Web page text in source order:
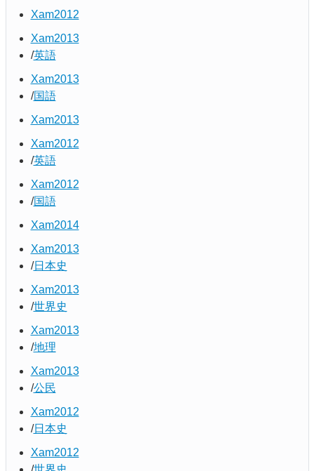
Xam2012
Xam2013
英語
Xam2013
国語
Xam2013
Xam2012
英語
Xam2012
国語
Xam2014
Xam2013
日本史
Xam2013
世界史
Xam2013
地理
Xam2013
公民
Xam2012
日本史
Xam2012